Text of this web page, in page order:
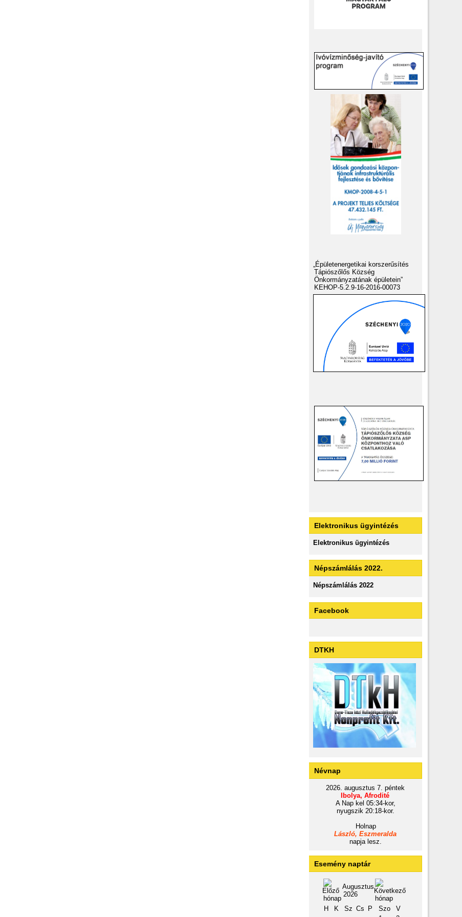
„Épületenergetikai korszerűsítés
Tápiószőlős Község
Önkormányzatának épületein”
KEHOP-5.2.9-16-2016-00073
Elektronikus ügyintézés
Elektronikus ügyintézés
Népszámlálás 2022.
Népszámlálás 2022
Facebook
DTKH
Névnap
2026. augusztus 7. péntek
Ibolya, Afrodité
A Nap kel 05:34-kor,
nyugszik 20:18-kor.
Holnap
László, Eszmeralda
napja lesz.
Esemény naptár
Augusztus
2026
H
K Sz Cs P Szo
V